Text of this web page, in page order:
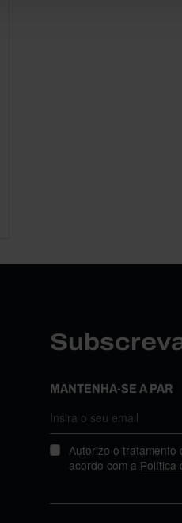
MANTENHA-SE A PAR
Autorizo o tratamento
acordo com a Política